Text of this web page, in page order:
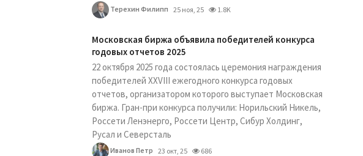
Терехин Филипп 25 ноя, 25 1.8K
Московская биржа объявила победителей конкурса
годовых отчетов 2025
22 октября 2025 года состоялась церемония награждения
победителей XXVIII ежегодного конкурса годовых
отчетов, организатором которого выступает Московская
биржа. Гран-при конкурса получили: Норильский Никель,
Россети Ленэнерго, Россети Центр, Сибур Холдинг,
Русал и Северсталь
Иванов Петр 23 окт, 25 686